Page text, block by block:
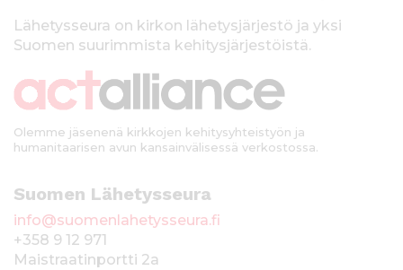
kLähetysseura on kirkon lähetysjärjestö ja yksi
Suomen suurimmista kehitysjärjestöistä.
Olemme jäsenenä kirkkojen kehitysyhteistyön ja
humanitaarisen avun kansainvälisessä verkostossa.
Suomen Lähetysseura
info@suomenlahetysseura.fi
+358 9 12 971
Maistraatinportti 2a